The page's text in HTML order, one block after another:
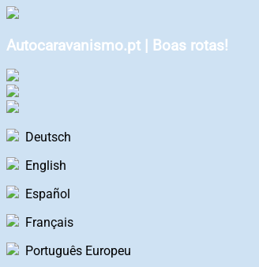
Autocaravanismo.pt | Boas rotas!
Deutsch
English
Español
Français
Português Europeu